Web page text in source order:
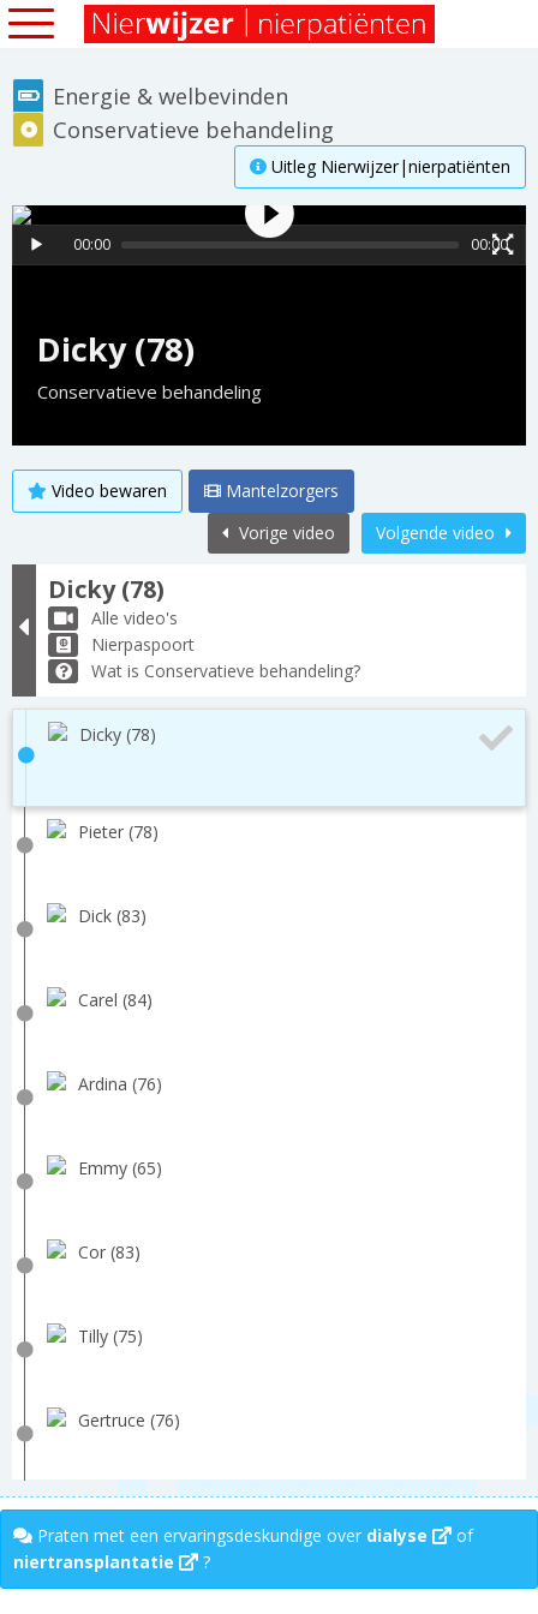
Energie & welbevinden
Conservatieve behandeling
Uitleg Nierwijzer|nierpatiënten
Dicky (78)
Conservatieve behandeling
00:00 00:00
Video bewaren
Mantelzorgers
Volgende video
Vorige video
Dicky (78)
Alle video's
Nierpaspoort
Wat is Conservatieve behandeling?
Dicky (78)
Pieter (78)
Dick (83)
Carel (84)
Ardina (76)
Emmy (65)
Cor (83)
Tilly (75)
Gertruce (76)
Praten met een ervaringsdeskundige over dialyse
of
niertransplantatie
?